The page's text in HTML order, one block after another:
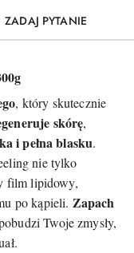
ZADAJ PYTANIE
, który skutecznie
skórę,
i pełna blasku.
nie tylko
film lipidowy,
po kąpieli. Zapach
Twoje zmysły,